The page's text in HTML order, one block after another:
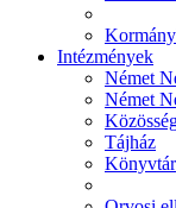
Intézmények
Német
Német
Tájház
Könyvtár